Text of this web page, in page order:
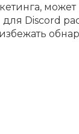
Discord